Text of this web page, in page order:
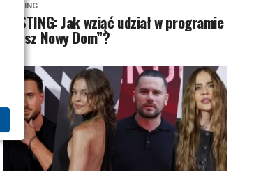
CASTING
CASTING: Jak wziąć udział w programie
„Nasz Nowy Dom”?